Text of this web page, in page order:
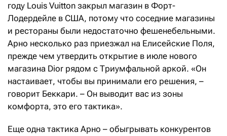
году Louis Vuitton закрыл магазин в Форт-
Лодердейле в США, потому что соседние магазины
и рестораны были недостаточно фешенебельными.
Арно несколько раз приезжал на Елисейские Поля,
прежде чем утвердить открытие в июле нового
магазина Dior рядом с Триумфальной аркой. «Он
настаивает, чтобы вы принимали его решения, –
говорит Беккари. – Он выводит вас из зоны
комфорта, это его тактика».
Еще одна тактика Арно – обыгрывать конкурентов